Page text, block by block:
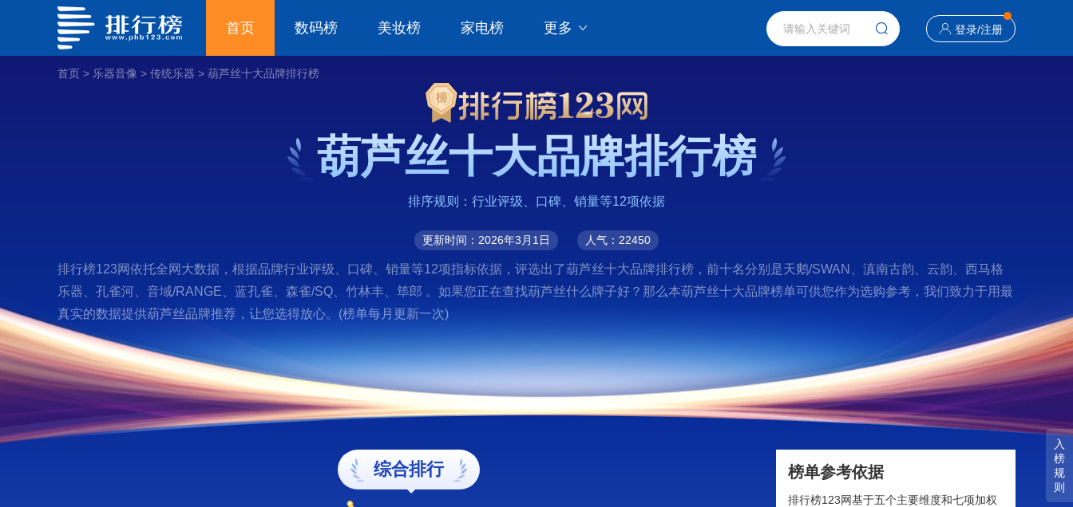
首页 数码榜 美妆榜 家电榜 更多 登录/注册
首页 > 乐器音像 > 传统乐器 > 葫芦丝十大品牌排行榜
入
榜
规
则
葫芦丝十大品牌排行榜
排序规则：行业评级、口碑、销量等12项依据
更新时间：2026年3月1日 人气：22450
排行榜123网依托全网大数据，根据品牌行业评级、口碑、销量等12项指标依据，评选出了葫芦丝十大品牌排行榜，前十名分别是天鹅/SWAN、滇南古韵、云韵、西马格
乐器、孔雀河、音域/RANGE、蓝孔雀、森雀/SQ、竹林丰、筚郎 。如果您正在查找葫芦丝什么牌子好？那么本葫芦丝十大品牌榜单可供您作为选购参考，我们致力于用最
真实的数据提供葫芦丝品牌推荐，让您选得放心。(榜单每月更新一次)
综合排行 榜单参考依据
排行榜123网基于五个主要维度和七项加权